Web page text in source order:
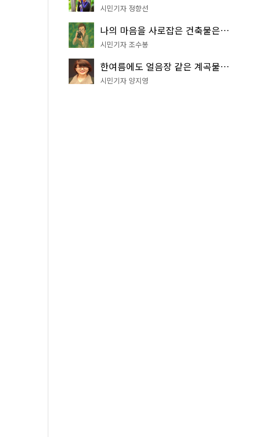
시민기자 정향선
나의 마음을 사로잡은 건축물은? '서울시 건축상' 수상작 공개!
시민기자 조수봉
한여름에도 얼음장 같은 계곡물! 서울 '진관사 계곡'이 천국이네~
시민기자 양지영